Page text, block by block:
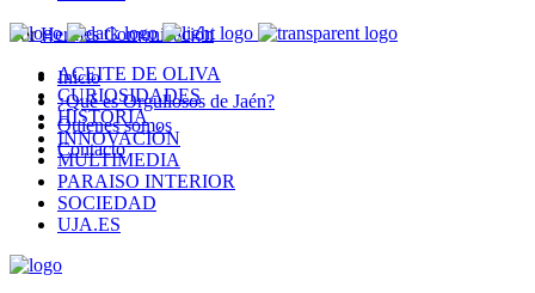
PorHermes Comunicación
Inicio
¿Qué es Orgullosos de Jaén?
Quienes somos
Contacto
ACEITE DE OLIVA
CURIOSIDADES
HISTORIA
INNOVACIÓN
MULTIMEDIA
PARAISO INTERIOR
SOCIEDAD
UJA.ES